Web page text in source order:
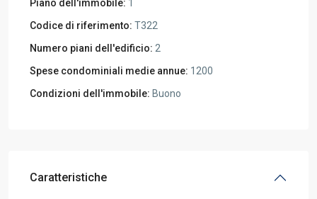
Piano dell'immobile: 1
Codice di riferimento: T322
Numero piani dell'edificio: 2
Spese condominiali medie annue: 1200
Condizioni dell'immobile: Buono
Caratteristiche